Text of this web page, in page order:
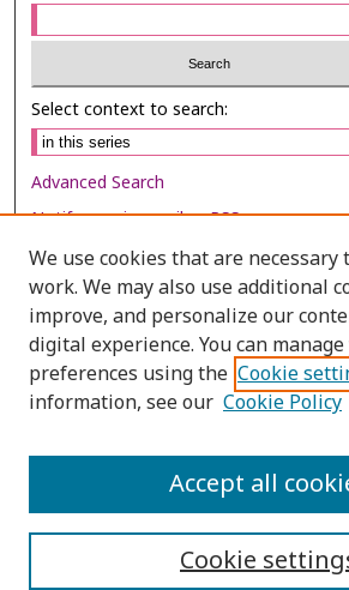
Select context to search:
Advanced Search
Notify me via email orRSS
Browse
Collections
Disciplines
Authors
We use cookies that are
work. We may also use additional
improve, and personalize our
digital experience. You can
preferences using the Cookie
information, see our Cookie Policy
Cookie
Accept all